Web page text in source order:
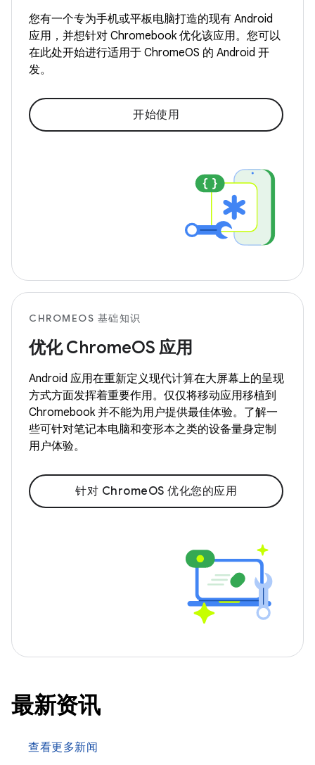
您有一个专为手机或平板电脑打造的现有 Android
应用，并想针对 Chromebook 优化该应用。您可以
在此处开始进行适用于 ChromeOS 的 Android 开
发。
开始使用
CHROMEOS 基础知识
优化 ChromeOS 应用
Android 应用在重新定义现代计算在大屏幕上的呈现
方式方面发挥着重要作用。仅仅将移动应用移植到
Chromebook 并不能为用户提供最佳体验。了解一
些可针对笔记本电脑和变形本之类的设备量身定制
用户体验。
针对 ChromeOS 优化您的应用
最新资讯
查看更多新闻